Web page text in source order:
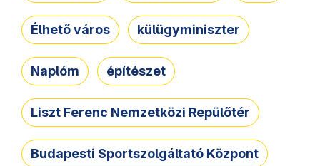
Élhető város külügyminiszter
Naplóm építészet
Liszt Ferenc Nemzetközi Repülőtér
Budapesti Sportszolgáltató Központ